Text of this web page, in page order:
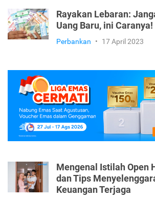
Rayakan Lebaran:
Uang Baru, ini Caranya!
Perbankan • 17 April 2023
Mengenal Istilah Open
dan Tips
Keuangan Terjaga